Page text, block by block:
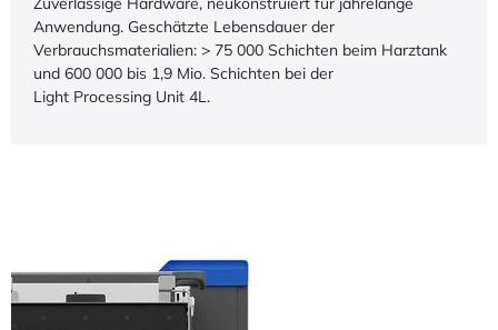
Anwendung. Geschätzte Lebensdauer der
Verbrauchsmaterialien: > 75 000 Schichten beim Harztank
und 600 000 bis 1,9 Mio. Schichten bei der
Light Processing Unit 4L.